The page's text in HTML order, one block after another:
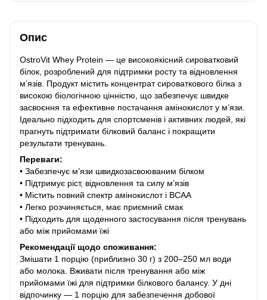
Опис
OstroVit Whey Protein — це високоякісний сироватковий
білок, розроблений для підтримки росту та відновлення
м’язів. Продукт містить концентрат сироваткового білка з
високою біологічною цінністю, що забезпечує швидке
засвоєння та ефективне постачання амінокислот у м’язи.
Ідеально підходить для спортсменів і активних людей, які
прагнуть підтримати білковий баланс і покращити
результати тренувань.
Переваги:
• Забезпечує м’язи швидкозасвоюваним білком
• Підтримує ріст, відновлення та силу м’язів
• Містить повний спектр амінокислот і BCAA
• Легко розчиняється, має приємний смак
• Підходить для щоденного застосування після тренувань
або між прийомами їжі
Рекомендації щодо споживання:
Змішати 1 порцію (приблизно 30 г) з 200–250 мл води
або молока. Вживати після тренування або між
прийомами їжі для підтримки білкового балансу. У дні
відпочинку — 1 порцію для забезпечення добової